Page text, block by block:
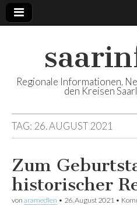
Regionale Informationen,
den Kreisen
TAG: 26. AUGUST 2021
Zum
historischer
von aramedien • 26. August 2021 •